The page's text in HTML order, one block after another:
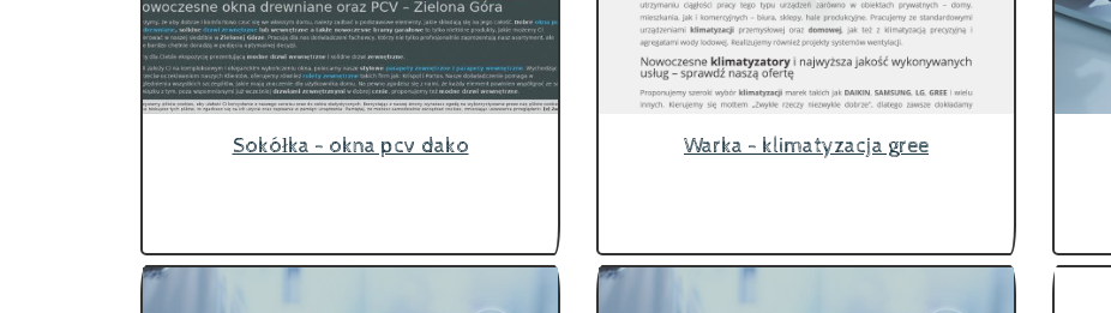
Sokółka - okna pcv dako Warka - klimatyzacja gree